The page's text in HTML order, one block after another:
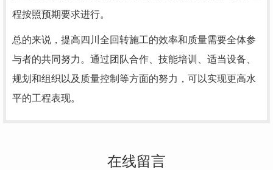
程按照预期要求进行。
总的来说，提高四川全回转施工的效率和质量需要全体参
与者的共同努力。通过团队合作、技能培训、适当设备、
规划和组织以及质量控制等方面的努力，可以实现更高水
平的工程表现。
在线留言